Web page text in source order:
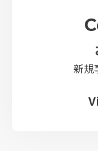
新規